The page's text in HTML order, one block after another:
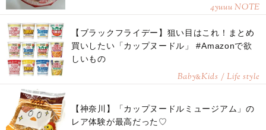
4yuuu NOTE
【ブラックフライデー】狙い目はこれ！まとめ
買いしたい「カップヌードル」 #Amazonで欲
しいもの
Baby&Kids / Life style
【神奈川】「カップヌードルミュージアム」の
レア体験が最高だった♡